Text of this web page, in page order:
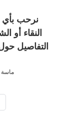
نرحب بأي
النقاء أو
التفاصيل